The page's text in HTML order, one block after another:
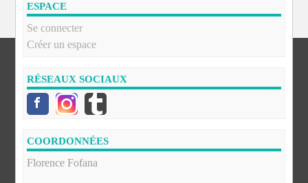
ESPACE
Se connecter
Créer un espace
RÉSEAUX SOCIAUX
COORDONNÉES
Florence Fofana